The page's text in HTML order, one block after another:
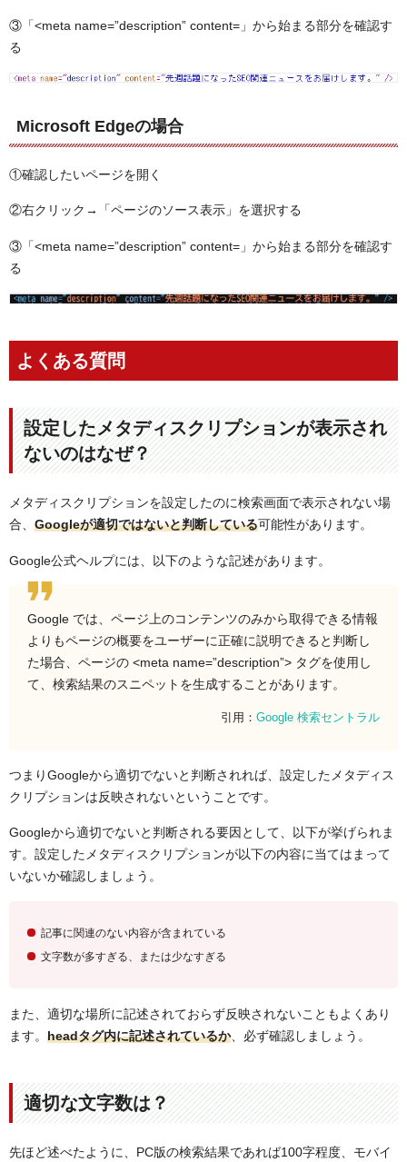
③「<meta name=”description” content=」から始まる部分を確認す
る
Microsoft Edgeの場合
①確認したいページを開く
②右クリック→「ページのソース表示」を選択する
③「<meta name=”description” content=」から始まる部分を確認す
る
よくある質問
設定したメタディスクリプションが表示され
ないのはなぜ？
メタディスクリプションを設定したのに検索画面で表示されない場
合、 Googleが適切ではないと判断している可能性があります。
Google公式ヘルプには、以下のような記述があります。
Google では、ページ上のコンテンツのみから取得できる情報
よりもページの概要をユーザーに正確に説明できると判断し
た場合、ページの <meta name=”description”> タグを使用し
て、検索結果のスニペットを生成することがあります。
引用：Google 検索セントラル
つまりGoogleから適切でないと判断されれば、設定したメタディス
クリプションは反映されないということです。
Googleから適切でないと判断される要因として、以下が挙げられま
す。設定したメタディスクリプションが以下の内容に当てはまって
いないか確認しましょう。
記事に関連のない内容が含まれている
文字数が多すぎる、または少なすぎる
また、適切な場所に記述されておらず反映されないこともよくあり
ます。 headタグ内に記述されているか、必ず確認しましょう。
適切な文字数は？
先ほど述べたように、PC版の検索結果であれば100字程度、モバイ